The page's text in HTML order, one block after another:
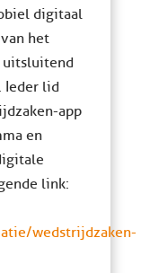
digitaal
het
uitsluitend
Ieder lid
app
en
link:
wedstrijdzaken-